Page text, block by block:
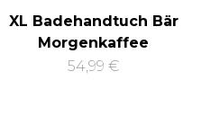
XL Badehandtuch Bär
Morgenkaffee
54,99 €